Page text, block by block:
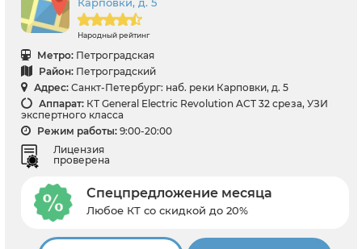
Народный рейтинг
Метро: Петроградская
Район: Петроградский
Адрес: Санкт-Петербург: наб. реки Карповки, д. 5
Аппарат: КТ General Electric Revolution ACT 32 среза, УЗИ
экспертного класса
Режим работы: 9:00-20:00
Лицензия
проверена
Спецпредложение месяца
Любое КТ со скидкой до 20%